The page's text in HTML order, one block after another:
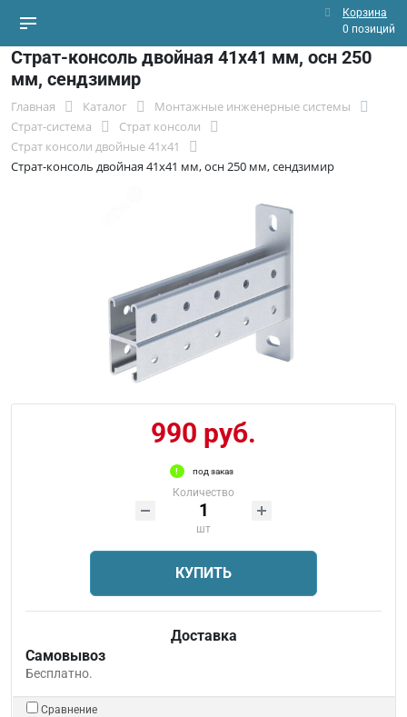
Корзина
0 позиций
Страт-консоль двойная 41х41 мм, осн 250
мм, сендзимир
Главная Каталог
Монтажные инженерные системы
Страт-система
Страт консоли
Страт консоли двойные 41x41
Страт-консоль двойная 41х41 мм, осн 250 мм, сендзимир
990 руб.
под заказ
Количество
шт
КУПИТЬ
Доставка
Самовывоз
Бесплатно.
Сравнение